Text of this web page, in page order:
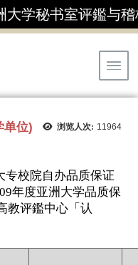
大学秘书室评鑑与
浏览人次: 11964
单位)
专校院自办品质保证
年度亚洲大学品质保
教评鑑中心「认